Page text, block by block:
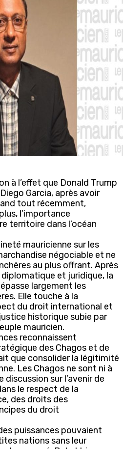
à l’effet que Donald Trump
Garcia, après avoir
tout récemment,
l’importance
territoire dans l’océan
mauricienne sur les
négociable et ne
au plus offrant. Après
et juridique, la
largement les
Elle touche à la
du droit international et
historique subie par
mauricien.
reconnaissent
des Chagos et de
que consolider la légitimité
Les Chagos ne sont ni à
discussion sur l’avenir de
le respect de la
des droits des
du droit
puissances pouvaient
nations sans leur